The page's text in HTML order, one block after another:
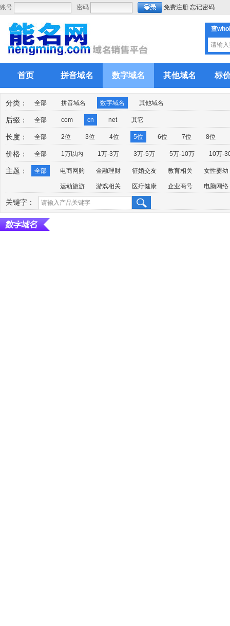
账号 密码 免费注册 忘记密码
查
首页 拼音域名 数字域名 其他域名 标
分类： 全部 拼音域名 数字域名 其他域名
后缀： 全部 com cn net 其它
长度： 全部 2位 3位 4位 5位 6位 7位 8位
价格： 全部 1万以内 1万-3万 3万-5万 5万-10万 10万-
主题： 全部 电商网购 金融理财 征婚交友 教育相关 女性婴幼
运动旅游 游戏相关 医疗健康 企业商号 电脑网络
关键字：